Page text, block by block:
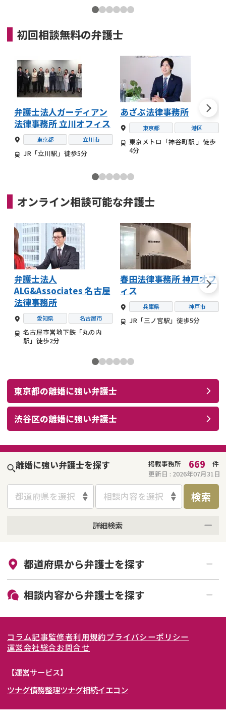
初回相談無料の弁護士
弁護士法人ガーディアン
法律事務所 立川オフィス
東京都 立川市
JR「立川駅」徒歩5分
あざぶ法律事務所
東京都 港区
東京メトロ「神谷町駅 」徒歩
4分
オンライン相談可能な弁護士
弁護士法人
ALG&Associates 名古屋
法律事務所
愛知県 名古屋市
名古屋市営地下鉄「丸の内
駅」徒歩2分
春田法律事務所 神戸オフ
ィス
兵庫県 神戸市
JR「三ノ宮駅」徒歩5分
東京都の離婚に強い弁護士
渋谷区の離婚に強い弁護士
離婚に強い弁護士を探す 掲載事務所 669
件
更新日 : 2026年07月31日
都道府県を選択 相談内容を選択 検索
詳細検索
初回相談無料
土日祝の相談可能
都道府県から弁護士を探す
北海道・東北
北海道 青森県
岩手県 宮城県
秋田県
福島県
関東
東京都 神奈川県
埼玉県
茨城県 群馬県
東海
愛知県
岐阜県 山梨県
関西
大阪府 京都府
北陸・甲信越
相談内容から弁護士を探す
離婚裁判
親権・面会交流権
不貞・不倫慰謝料請求
養育費問題
財産分与
コラム記事監修者利用規約プライバシーポリシー
運営会社総合お問合せ
【運営サービス】
ツナグ債務整理ツナグ相続イエコン